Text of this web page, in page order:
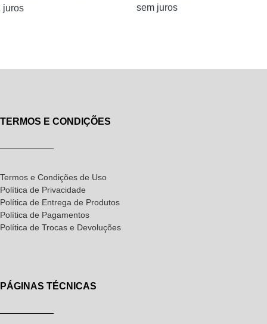
juros
sem juros
TERMOS E CONDIÇÕES
Termos e Condições de Uso
Política de Privacidade
Política de Entrega de Produtos
Política de Pagamentos
Política de Trocas e Devoluções
PÁGINAS TÉCNICAS